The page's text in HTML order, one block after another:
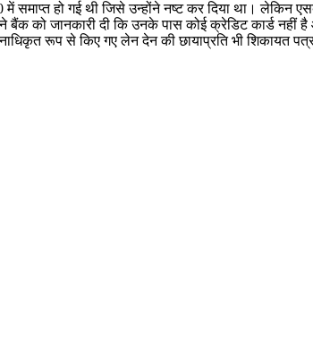
समाप्त हो गई थी जिसे उन्होंने नष्ट कर दिया था। लेकिन
को जानकारी दी कि उनके पास कोई क्रेडिट कार्ड नहीं है
रूप से किए गए लेन देन की छायाप्रति भी शिकायत पत्र